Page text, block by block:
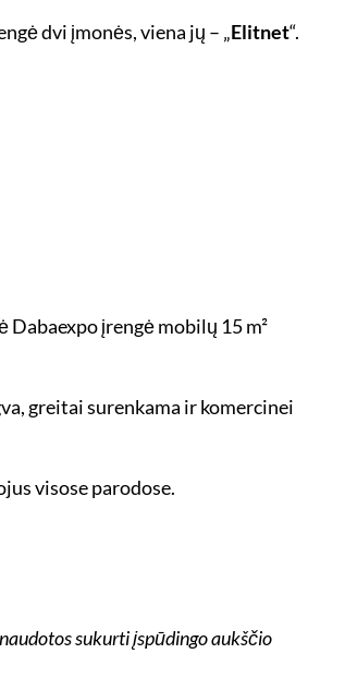
dvi įmonės, viena jų – „Elitnet“.
Dabaexpo įrengė mobilų 15 m²
greitai surenkama ir komercinei
visose parodose.
sukurti įspūdingo aukščio